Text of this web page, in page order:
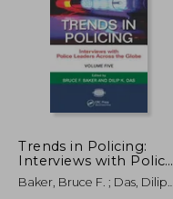
$ 552.91
$ 304.10
45%
dcto.
Trends in Policing:
Interviews with Police
Leaders Across the
Globe, Volume Five
Baker, Bruce F. ; Das, Dilip